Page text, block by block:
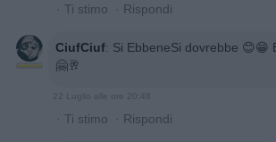
· Ti stimo · Rispondi
CiufCiuf: Si EbbeneSi dovrebbe 😊😁
🤗🥂
· Ti stimo · Rispondi